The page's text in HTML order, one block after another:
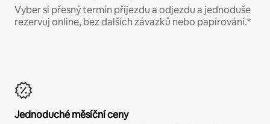
Vyber si přesný termín příjezdu a odjezdu a jednoduše
rezervuj online, bez dalších závazků nebo papírování.*
Jednoduché měsíční ceny